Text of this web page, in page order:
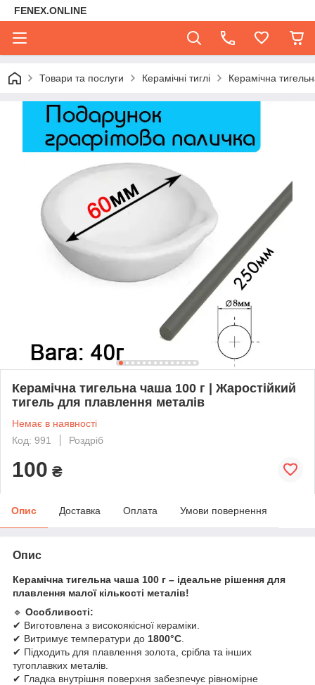
FENEX.ONLINE
Товари та послуги Керамічні тиглі Керамічна
Керамічна тигельна чаша 100 г | Жаростійкий
тигель для плавлення металів
Немає в наявності
Код: 991
Роздріб
100 ₴
Опис Доставка Оплата Умови повернення
Опис
Керамічна тигельна чаша 100 г – ідеальне рішення для
плавлення малої кількості металів!
🔹 Особливості:
✔ Виготовлена з високоякісної кераміки.
✔ Витримує температури до 1800°C
✔ Підходить для плавлення золота, срібла та інших
тугоплавких металів.
✔ Гладка внутрішня поверхня забезпечує рівномірне